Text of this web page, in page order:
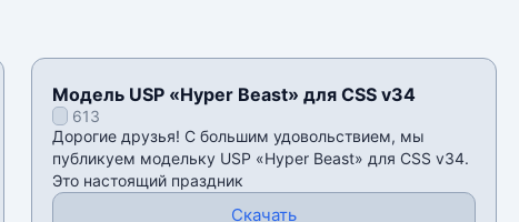
Модель USP «Hyper Beast» для CSS v34
613
Дорогие друзья! С большим удовольствием, мы
публикуем модельку USP «Hyper Beast» для CSS v34.
Это настоящий праздник
Скачать